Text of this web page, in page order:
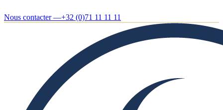
Nous contacter —+32 (0)71 11 11 11